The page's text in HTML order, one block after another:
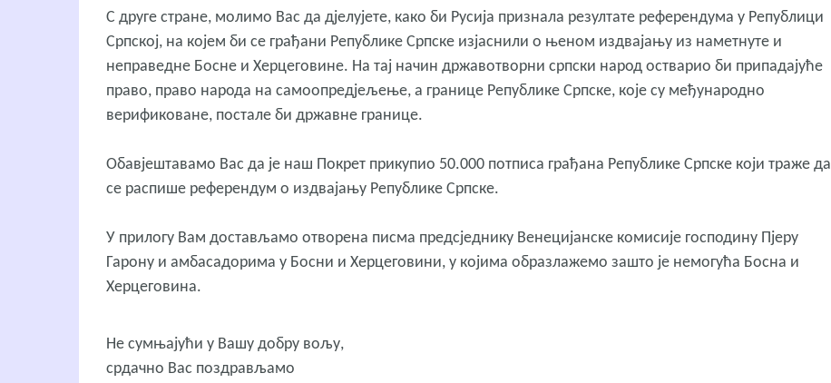
С друге стране, молимо Вас да дјелујете, како би Русија признала резултате референдума у Републици
Српској, на којем би се грађани Републике Српске изјаснили о њеном издвајању из наметнуте и
неправедне Босне и Херцеговине. На тај начин државотворни српски народ остварио би припадајуће
право, право народа на самоопредјељење, а границе Републике Српске, које су међународно
верификоване, постале би државне границе.
Обавјештавамо Вас да је наш Покрет прикупио 50.000 потписа грађана Републике Српске који траже да
се распише референдум о издвајању Републике Српске.
У прилогу Вам достављамо отворена писма предсједнику Венецијанске комисије господину Пјеру
Гарону и амбасадорима у Босни и Херцеговини, у којима образлажемо зашто је немогућа Босна и
Херцеговина.
Не сумњајући у Вашу добру вољу,
срдачно Вас поздрављамо